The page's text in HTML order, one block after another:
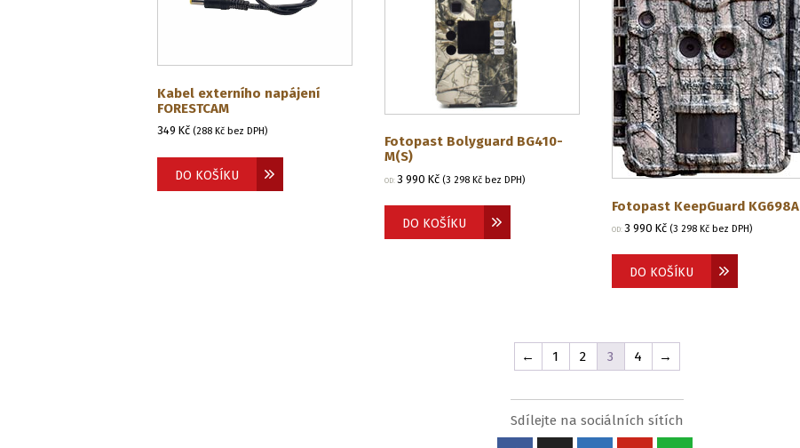
Kabel externího napájení
FORESTCAM
349 Kč (288 Kč bez DPH)
DO KOŠÍKU
Fotopast Bolyguard BG410-
M(S)
OD: 3 990 Kč (3 298 Kčbez DPH)
DO KOŠÍKU
Fotopast KeepGuard KG698A
OD: 3 990 Kč (3 298 Kčbez DPH)
DO KOŠÍKU
← 1 2 3 4 →
Sdílejte na sociálních sítích